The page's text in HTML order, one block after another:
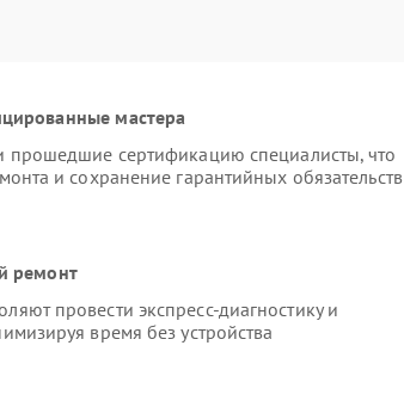
мастера
прошедшие сертификацию специалисты, что
и сохранение гарантийных обязательств
ремонт
провести экспресс-диагностику и
время без устройства